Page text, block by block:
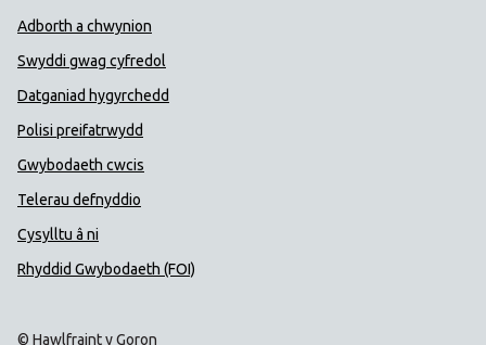
Adborth a chwynion
Swyddi gwag cyfredol
Datganiad hygyrchedd
Polisi preifatrwydd
Gwybodaeth cwcis
Telerau defnyddio
Cysylltu â ni
Rhyddid Gwybodaeth (FOI)
© Hawlfraint y Goron